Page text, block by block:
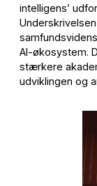
intelligens’
AI-økosystem.
stærkere
udviklingen og